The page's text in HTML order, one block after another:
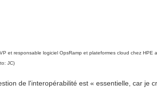
et responsable logiciel OpsRamp et plateformes cloud chez HPE
JC)
de l'interopérabilité est « essentielle, car je